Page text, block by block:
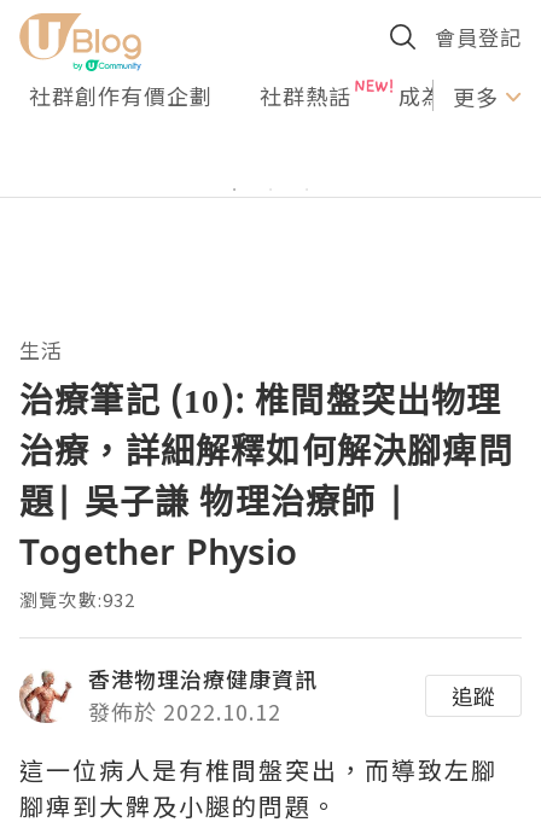
會員登記
社群創作有價企劃 社群熱話 成為U更多
生活
治療筆記 (10): 椎間盤突出物理
治療，詳細解釋如何解決腳痺問
題| 吳子謙 物理治療師 |
Together Physio
瀏覽次數:932
香港物理治療健康資訊
發佈於 2022.10.12
追蹤
這一位病人是有椎間盤突出，而導致左腳
腳痺到大髀及小腿的問題。